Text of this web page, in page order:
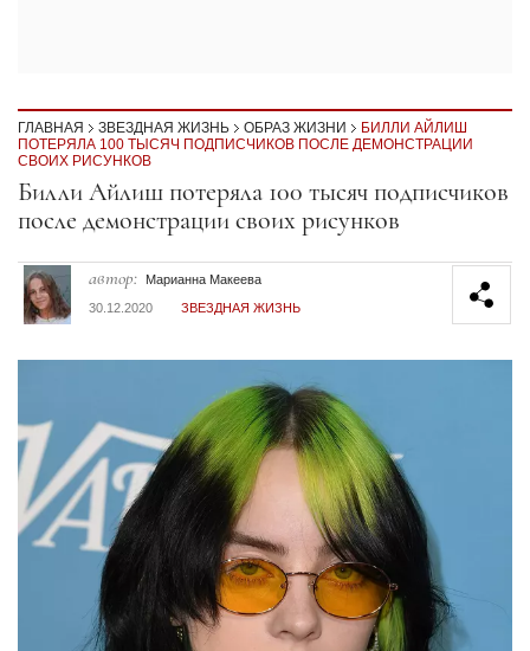
ГЛАВНАЯ ЗВЕЗДНАЯ ЖИЗНЬ ОБРАЗ ЖИЗНИ
БИЛЛИ АЙЛИШ
ПОТЕРЯЛА 100 ТЫСЯЧ ПОДПИСЧИКОВ ПОСЛЕ ДЕМОНСТРАЦИИ
СВОИХ РИСУНКОВ
Секция статей
Билли Айлиш потеряла 100 тысяч подписчиков
после демонстрации своих рисунков
автор:
Марианна Макеева
30.12.2020
ЗВЕЗДНАЯ ЖИЗНЬ